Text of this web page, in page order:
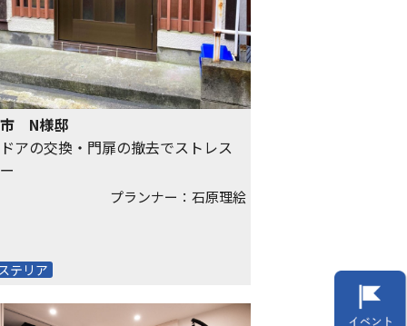
N様邸
アの交換・門扉の撤去でストレス
プランナー：石原理絵
テリア